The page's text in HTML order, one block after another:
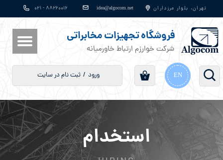
۸۸۲۶۰۰۱۶ - ۰۲۱ ​​​​​​​​​​​​​​idea@algocom.net تهران، بلوار مرزداران
فروشگاه تجهیزات مخابراتی
شرکت خوارزم ارتباط خاورمیانه
ورود / ثبت نام در سایت
حساب کاربری من
تغییر گذر واژه
سفارشات
خروج از حساب کاربری
۰ EN
استخدام